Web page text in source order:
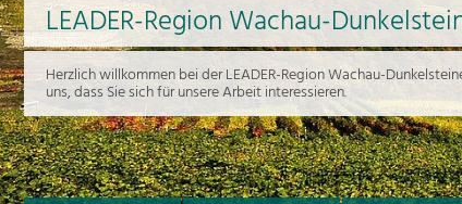
LEADER-Region Wachau-
Herzlich willkommen bei der LEADER-Region Wachau-
uns, dass Sie sich für unsere Arbeit interessieren.